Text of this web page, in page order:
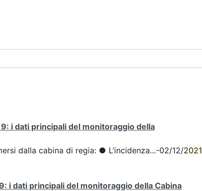
i dati principali del monitoraggio della
dalla cabina di regia: ● L’incidenza...-02/12/2021
i dati principali del monitoraggio della Cabina